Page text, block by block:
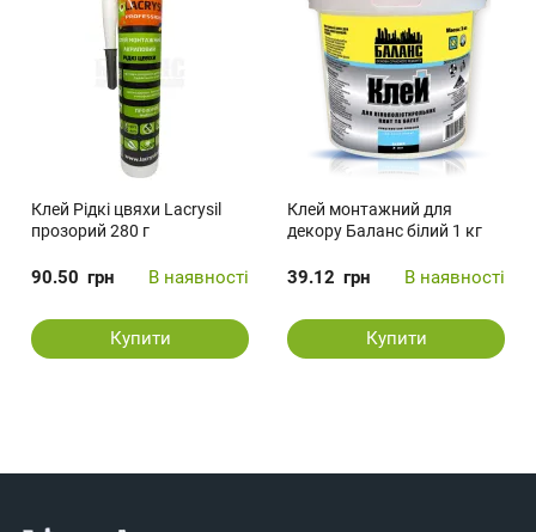
Клей Рідкі цвяхи Lacrysil
прозорий 280 г
90.50 грн В наявності
Купити
Клей монтажний для
декору Баланс білий 1 кг
39.12 грн В наявності
Купити